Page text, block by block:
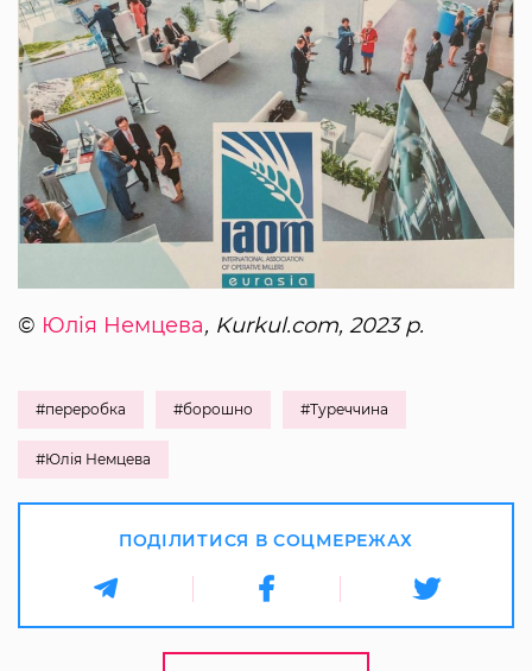
© Юлія Немцева, Kurkul.com, 2023 р.
#переробка #борошно #Туреччина
#Юлія Немцева
ПОДІЛИТИСЯ В СОЦМЕРЕЖАХ